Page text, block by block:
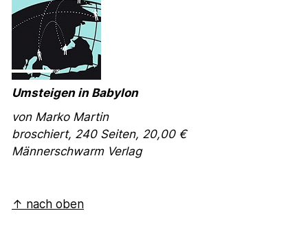
Umsteigen in Babylon
von Marko Martin
broschiert, 240 Seiten, 20,00 €
Männerschwarm Verlag
↑ nach oben